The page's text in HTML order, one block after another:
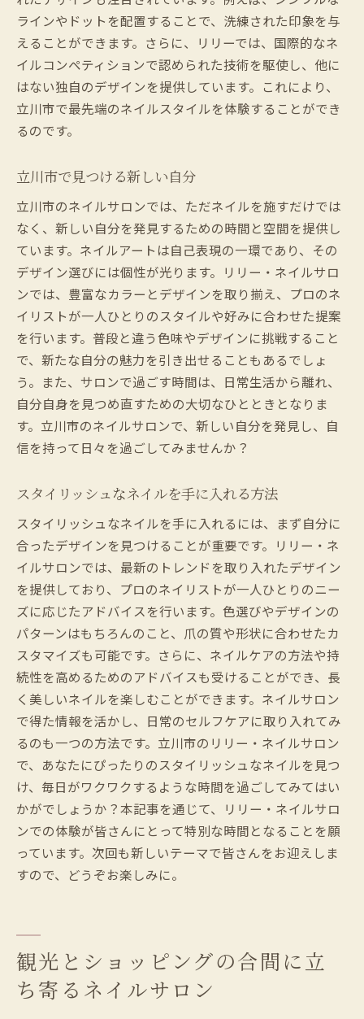
ラインやドットを配置することで、洗練された印象を与
えることができます。さらに、リリーでは、国際的なネ
イルコンペティションで認められた技術を駆使し、他に
はない独自のデザインを提供しています。これにより、
立川市で最先端のネイルスタイルを体験することができ
るのです。
立川市で見つける新しい自分
立川市のネイルサロンでは、ただネイルを施すだけでは
なく、新しい自分を発見するための時間と空間を提供し
ています。ネイルアートは自己表現の一環であり、その
デザイン選びには個性が光ります。リリー・ネイルサロ
ンでは、豊富なカラーとデザインを取り揃え、プロのネ
イリストが一人ひとりのスタイルや好みに合わせた提案
を行います。普段と違う色味やデザインに挑戦すること
で、新たな自分の魅力を引き出せることもあるでしょ
う。また、サロンで過ごす時間は、日常生活から離れ、
自分自身を見つめ直すための大切なひとときとなりま
す。立川市のネイルサロンで、新しい自分を発見し、自
信を持って日々を過ごしてみませんか？
スタイリッシュなネイルを手に入れる方法
スタイリッシュなネイルを手に入れるには、まず自分に
合ったデザインを見つけることが重要です。リリー・ネ
イルサロンでは、最新のトレンドを取り入れたデザイン
を提供しており、プロのネイリストが一人ひとりのニー
ズに応じたアドバイスを行います。色選びやデザインの
パターンはもちろんのこと、爪の質や形状に合わせたカ
スタマイズも可能です。さらに、ネイルケアの方法や持
続性を高めるためのアドバイスも受けることができ、長
く美しいネイルを楽しむことができます。ネイルサロン
で得た情報を活かし、日常のセルフケアに取り入れてみ
るのも一つの方法です。立川市のリリー・ネイルサロン
で、あなたにぴったりのスタイリッシュなネイルを見つ
け、毎日がワクワクするような時間を過ごしてみてはい
かがでしょうか？本記事を通じて、リリー・ネイルサロ
ンでの体験が皆さんにとって特別な時間となることを願
っています。次回も新しいテーマで皆さんをお迎えしま
すので、どうぞお楽しみに。
観光とショッピングの合間に立
ち寄るネイルサロン